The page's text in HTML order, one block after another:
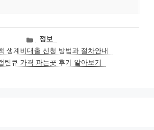
카
테
고
리
정보
생계비대출 신청 방법과 절차안내
틴큐 가격 파는곳 후기 알아보기